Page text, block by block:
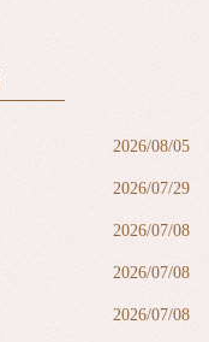
2026/08/05
2026/07/29
2026/07/08
2026/07/08
2026/07/08